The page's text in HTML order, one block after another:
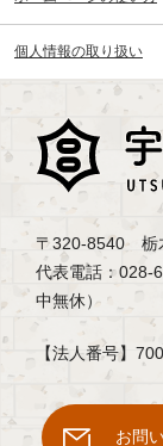
個人情報の取り扱い
〒320-8540 栃
代表電話：028-
中無休）
【法人番号】
お問